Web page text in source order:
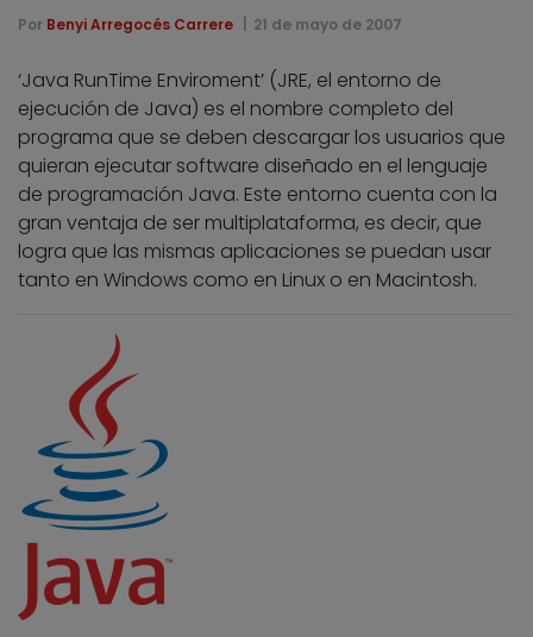
Por Benyi Arregocés Carrere 21 de mayo de 2007
‘Java RunTime Enviroment’ (JRE, el entorno de
ejecución de Java) es el nombre completo del
programa que se deben descargar los usuarios que
quieran ejecutar software diseñado en el lenguaje
de programación Java. Este entorno cuenta con la
gran ventaja de ser multiplataforma, es decir, que
logra que las mismas aplicaciones se puedan usar
tanto en Windows como en Linux o en Macintosh.